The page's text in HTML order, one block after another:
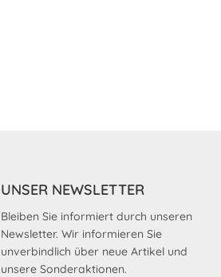
UNSER NEWSLETTER
Bleiben Sie informiert durch unseren
Newsletter. Wir informieren Sie
unverbindlich über neue Artikel und
unsere Sonderaktionen.